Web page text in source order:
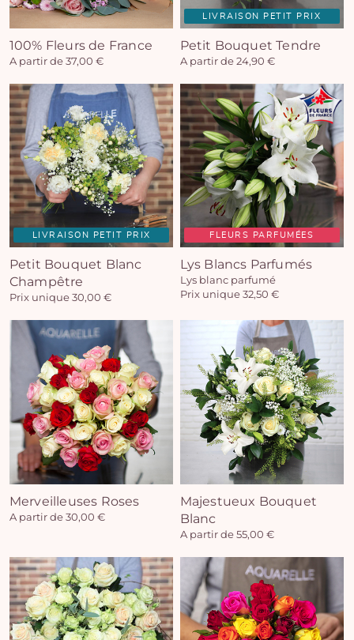
100% Fleurs de France
A partir de 37,00 €
LIVRAISON PETIT PRIX
Petit Bouquet Tendre
A partir de 24,90 €
LIVRAISON PETIT PRIX
Petit Bouquet Blanc
Champêtre
Prix unique 30,00 €
FLEURS PARFUMÉES
Lys Blancs Parfumés
Lys blanc parfumé
Prix unique 32,50 €
Merveilleuses Roses
A partir de 30,00 €
Majestueux Bouquet
Blanc
A partir de 55,00 €